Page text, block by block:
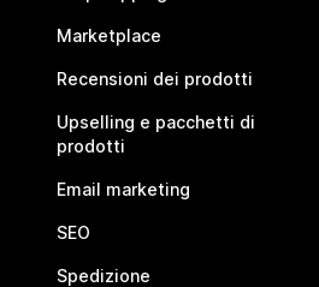
Marketplace
Recensioni dei prodotti
Upselling e pacchetti di
prodotti
Email marketing
SEO
Spedizione